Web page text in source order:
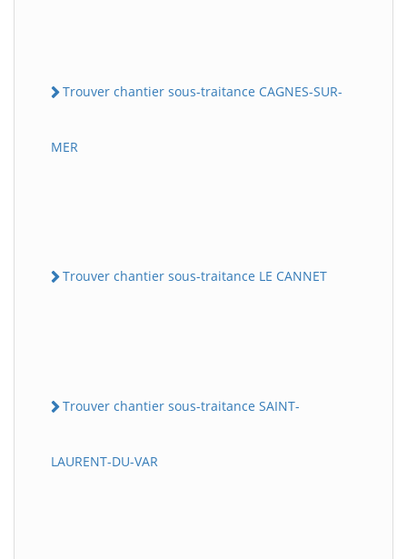
Trouver chantier sous-traitance CAGNES-SUR-
MER
Trouver chantier sous-traitance LE CANNET
Trouver chantier sous-traitance SAINT-
LAURENT-DU-VAR